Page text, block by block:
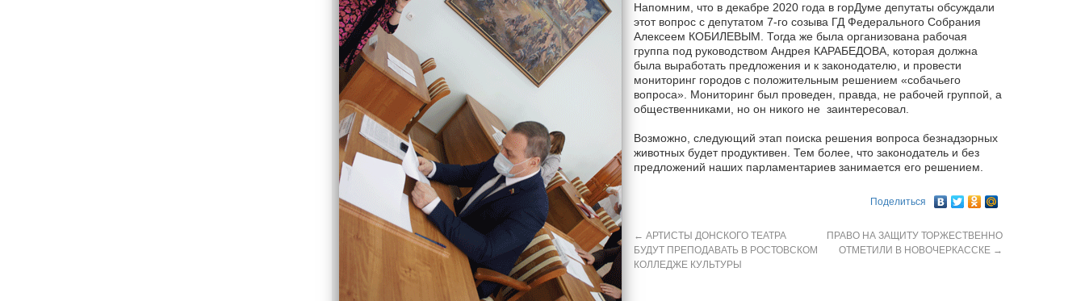
Напомним, что в декабре 2020 года в горДуме депутаты обсуждали
этот вопрос с депутатом 7-го созыва ГД Федерального Собрания
Алексеем КОБИЛЕВЫМ. Тогда же была организована рабочая
группа под руководством Андрея КАРАБЕДОВА, которая должна
была выработать предложения и к законодателю, и провести
мониторинг городов с положительным решением «собачьего
вопроса». Мониторинг был проведен, правда, не рабочей группой, а
общественниками, но он никого не заинтересовал.
Возможно, следующий этап поиска решения вопроса безнадзорных
животных будет продуктивен. Тем более, что законодатель и без
предложений наших парламентариев занимается его решением.
Поделиться
← АРТИСТЫ ДОНСКОГО ТЕАТРА
БУДУТ ПРЕПОДАВАТЬ В РОСТОВСКОМ
КОЛЛЕДЖЕ КУЛЬТУРЫ
ПРАВО НА ЗАЩИТУ ТОРЖЕСТВЕННО
ОТМЕТИЛИ В НОВОЧЕРКАССКЕ →